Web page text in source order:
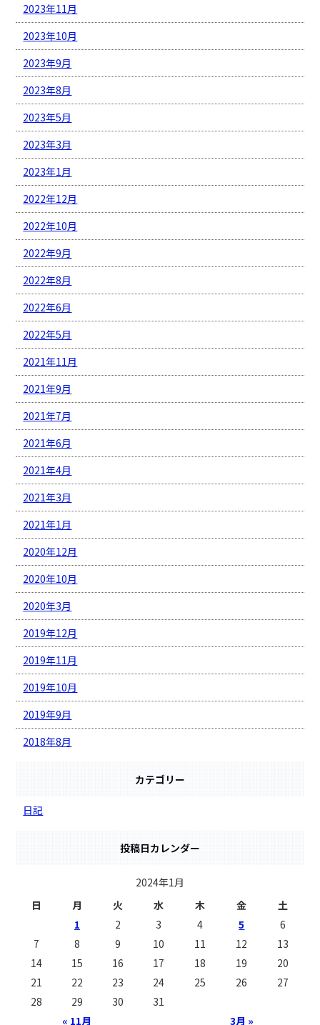
2023年11月
2023年10月
2023年9月
2023年8月
2023年5月
2023年3月
2023年1月
2022年12月
2022年10月
2022年9月
2022年8月
2022年6月
2022年5月
2021年11月
2021年9月
2021年7月
2021年6月
2021年4月
2021年3月
2021年1月
2020年12月
2020年10月
2020年3月
2019年12月
2019年11月
2019年10月
2019年9月
2018年8月
カテゴリー
日記
投稿日カレンダー
2024年1月
日
月 火 水 木 金 土
« 11月 3月 »
1 2 3 4 5
6
7
8 9 10 11 12
13
14
15 16 17 18 19
20
21
22 23 24 25 26
27
28
29 30 31